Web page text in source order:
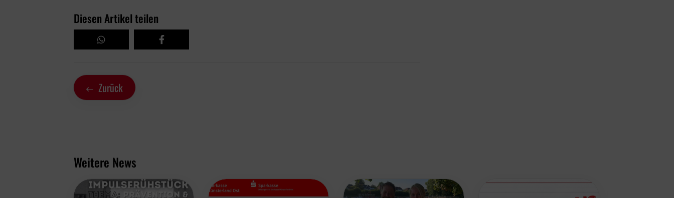
Diesen Artikel teilen
Zurück
Weitere News